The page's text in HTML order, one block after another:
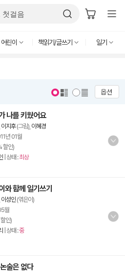
어린이 책읽기/글쓰기 일기
옵션
나를 키웠어요
이지후(그림), 이혜경
년 01월
할인)
| 상태 :최상
와 함께 일기쓰기
이성인 (엮은이)
월
인)
| 상태 :중
술은 없다